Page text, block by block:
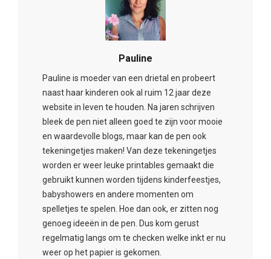
Pauline
Pauline is moeder van een drietal en probeert
naast haar kinderen ook al ruim 12 jaar deze
website in leven te houden. Na jaren schrijven
bleek de pen niet alleen goed te zijn voor mooie
en waardevolle blogs, maar kan de pen ook
tekeningetjes maken! Van deze tekeningetjes
worden er weer leuke printables gemaakt die
gebruikt kunnen worden tijdens kinderfeestjes,
babyshowers en andere momenten om
spelletjes te spelen. Hoe dan ook, er zitten nog
genoeg ideeën in de pen. Dus kom gerust
regelmatig langs om te checken welke inkt er nu
weer op het papier is gekomen.